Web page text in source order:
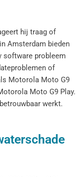
hij traag of
Amsterdam bieden
software probleem
of
Motorola Moto G9
Moto G9 Play.
werkt.